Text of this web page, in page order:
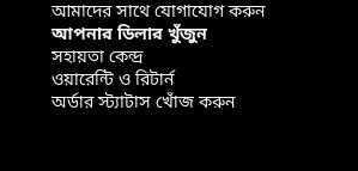
আমাদের সাথে যোগাযোগ করুন
আপনার ডিলার খুঁজুন
সহায়তা কেন্দ্র
ওয়ারেন্টি ও রিটার্ন
অর্ডার স্ট্যাটাস খোঁজ করুন